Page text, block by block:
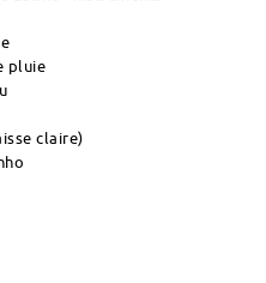
pluie
claire)